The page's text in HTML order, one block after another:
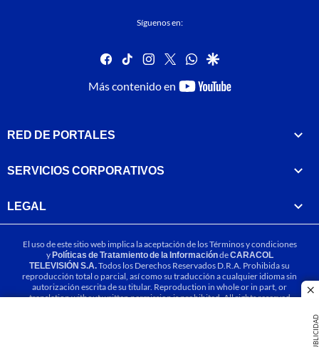
PUBLICIDAD
Síguenos en:
facebook
tiktok instagram
twitterwhatsapp
google
Más contenido en
youtube-
RED DE PORTALES
SERVICIOS CORPORATIVOS
LEGAL
El uso de este sitio web implica la aceptación de losTérminos y condiciones
yPolíticas de Tratamiento de la InformacióndeCARACOL
TELEVISIÓN S.A.Todos los Derechos Reservados D.R.A. Prohibida su
reproducción total o parcial, así como su traducción a cualquier idioma sin
autorización escrita de su titular. Reproduction in whole or in part, or
translation without written permission is prohibited. All rights reserved